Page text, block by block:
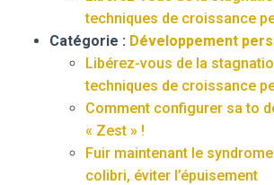
techniques de croissance
Catégorie : Développement
Libérez-vous de la
techniques de croissance
Comment configurer sa to
« Zest » !
Fuir maintenant le
colibri, éviter l’épuisement